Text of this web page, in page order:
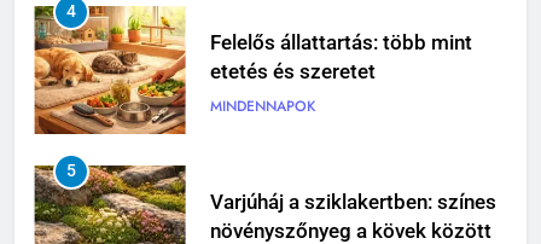
4
Felelős állattartás: több mint
etetés és szeretet
MINDENNAPOK
5
Varjúháj a sziklakertben: színes
növényszőnyeg a kövek között